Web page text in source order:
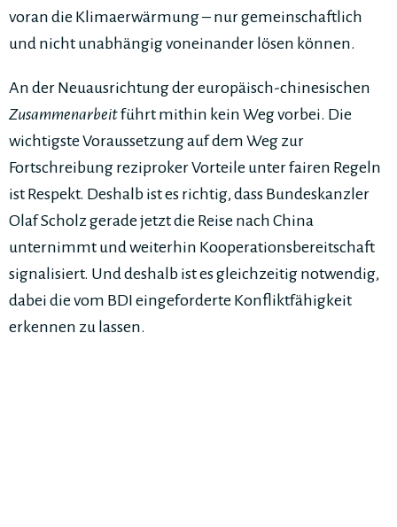
voran die Klimaerwärmung – nur gemeinschaftlich
und nicht unabhängig voneinander lösen können.
An der Neuausrichtung der europäisch-chinesischen
Zusammenarbeitführt mithin kein Weg vorbei. Die
wichtigste Voraussetzung auf dem Weg zur
Fortschreibung reziproker Vorteile unter fairen Regeln
ist Respekt. Deshalb ist es richtig, dass Bundeskanzler
Olaf Scholz gerade jetzt die Reise nach China
unternimmt und weiterhin Kooperationsbereitschaft
signalisiert. Und deshalb ist es gleichzeitig notwendig,
dabei die vom BDI eingeforderte Konfliktfähigkeit
erkennen zu lassen.